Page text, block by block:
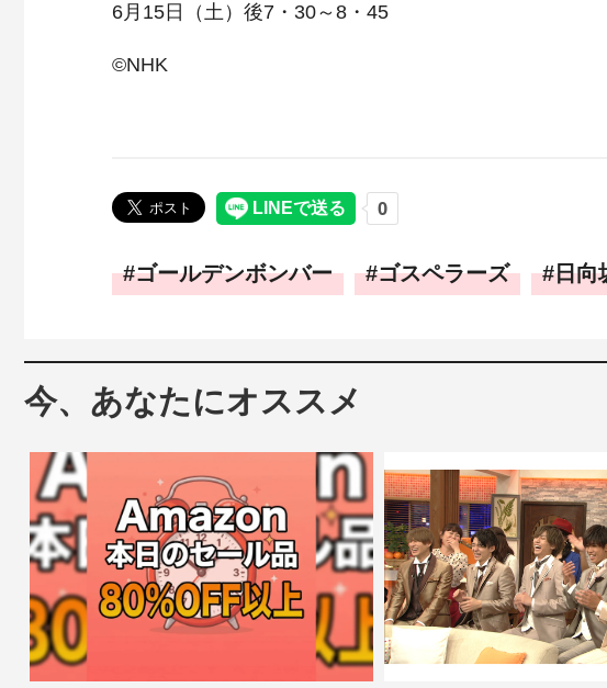
6月15日（土）後7・30～8・45
©NHK
ゴールデンボンバー ゴスペラーズ 日向
今、あなたにオススメ